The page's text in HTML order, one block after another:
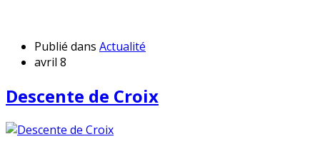
Publié dans Actualité
avril 8
Descente de Croix